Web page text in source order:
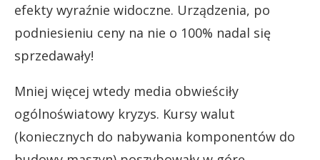
efekty wyraźnie widoczne. Urządzenia, po
podniesieniu ceny na nie o 100% nadal się
sprzedawały!
Mniej więcej wtedy media obwieściły
ogólnoświatowy kryzys. Kursy walut
(koniecznych do nabywania komponentów do